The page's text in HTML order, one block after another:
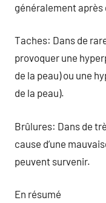
généralement après
Taches: Dans de
provoquer une
de la peau) ou une
de la peau).
Brûlures: Dans de
cause d’une
peuvent survenir.
En résumé